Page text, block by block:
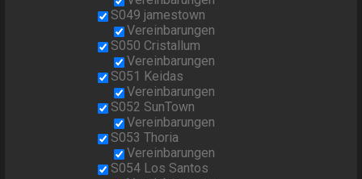
S049 jamestown
Vereinbarungen
S050 Cristallum
Vereinbarungen
S051 Keidas
Vereinbarungen
S052 SunTown
Vereinbarungen
S053 Thoria
Vereinbarungen
S054 Los Santos